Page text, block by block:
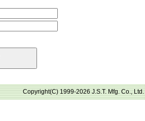
Copyright(C) 1999-2026 J.S.T. Mfg. Co., Ltd.